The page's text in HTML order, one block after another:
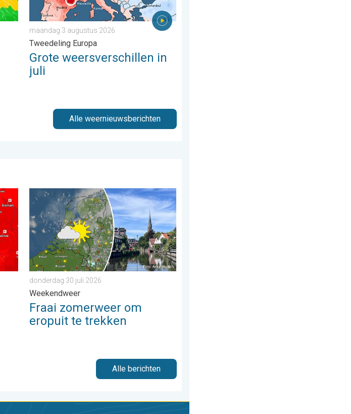
maandag 3 augustus 2026
Tweedeling Europa
Grote weersverschillen in
juli
Alle weernieuwsberichten
Tot maximaal 35 graden. . . dinsdag 28 juli 2026
Fraai zomerweer om eropuit te trekken. Weekendweer. . . donderdag 30 juli 2026
donderdag 30 juli 2026
Weekendweer
Fraai zomerweer om
eropuit te trekken
Alle berichten